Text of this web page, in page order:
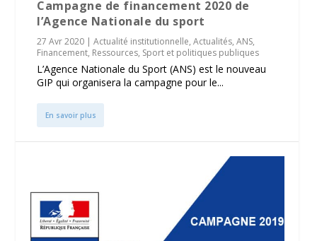
Campagne de financement 2020 de
l’Agence Nationale du sport
27 Avr 2020 |Actualité institutionnelle,Actualités,ANS,
Financement, Ressources, Sport et politiques publiques
L’Agence Nationale du Sport (ANS) est le nouveau
GIP qui organisera la campagne pour le...
En savoir plus